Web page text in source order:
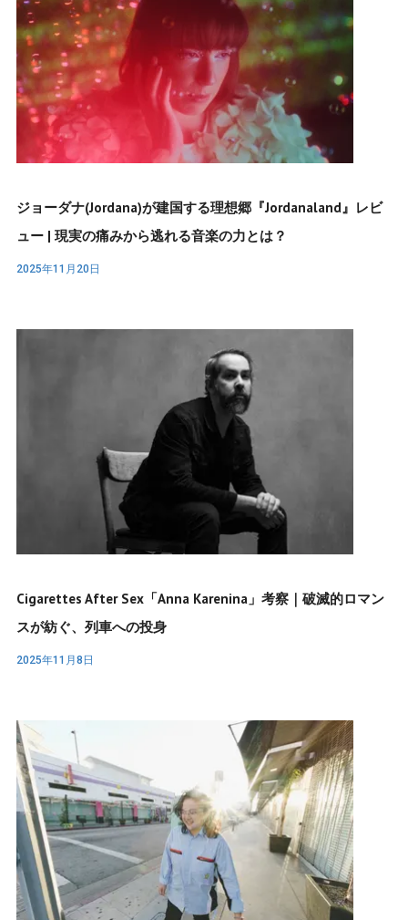
ジョーダナ(Jordana)が建国する理想郷『Jordanaland』レビ
ュー | 現実の痛みから逃れる音楽の力とは？
2025年11月20日
Cigarettes After Sex「Anna Karenina」考察｜破滅的ロマン
スが紡ぐ、列車への投身
2025年11月8日